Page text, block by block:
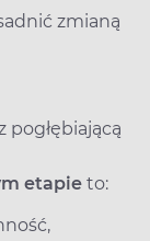
zmianą
pogłębiającą
etapie to: